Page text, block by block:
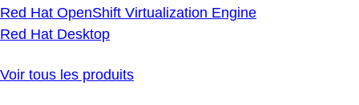
Red Hat OpenShift Virtualization Engine
Red Hat Desktop
Voir tous les produits